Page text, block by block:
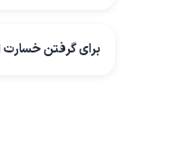
برای گرفتن خسارت